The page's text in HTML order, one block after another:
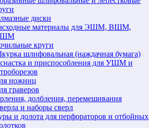
диски
материалы для ЭШМ, ВШМ,
круги
шлифовальная (наждачная бумага)
и приспособления для УШМ и
ножниц
граверов
долбления, перемешивания
и наборы сверл
и долота для перфораторов и отбойных